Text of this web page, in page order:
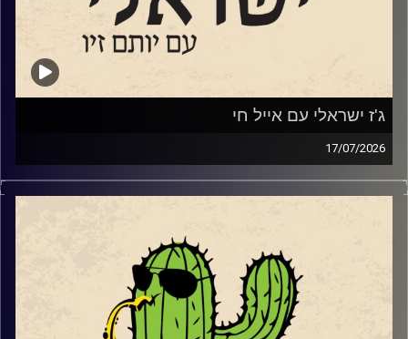
ג'ז ישראלי עם אייל חי
17/07/2026
אייל חי,
Www.Instagram.com/eyalhai
סקסופוניסט, מלחין וזמר משיק בסוף החודש את "אל התפל"
אלבומו השלישי והראשון בו הוא שר בעברית. מופע ההשקה
https://www.goshow.co.il/show/21434/55586